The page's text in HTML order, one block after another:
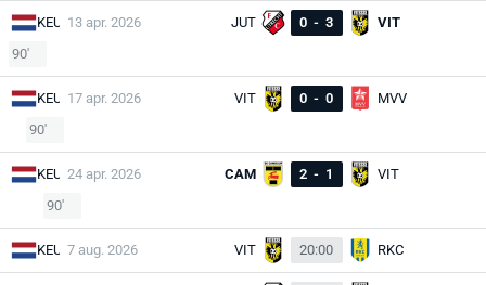
KEU 13 apr. 2026 JUT 0 - 3
VIT
90'
KEU 17 apr. 2026 VIT 0 - 0
MVV
90'
KEU 24 apr. 2026 CAM 2 - 1
VIT
90'
KEU 7 aug. 2026 VIT 20:00 RKC